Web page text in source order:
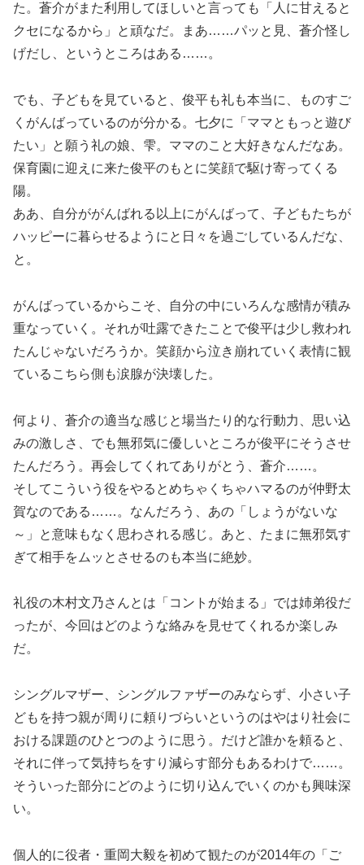
た。蒼介がまた利用してほしいと言っても「人に甘えると
クセになるから」と頑なだ。まあ……パッと見、蒼介怪し
げだし、というところはある……。
でも、子どもを見ていると、俊平も礼も本当に、ものすご
くがんばっているのが分かる。七夕に「ママともっと遊び
たい」と願う礼の娘、雫。ママのこと大好きなんだなあ。
保育園に迎えに来た俊平のもとに笑顔で駆け寄ってくる
陽。
ああ、自分ががんばれる以上にがんばって、子どもたちが
ハッピーに暮らせるようにと日々を過ごしているんだな、
と。
がんばっているからこそ、自分の中にいろんな感情が積み
重なっていく。それが吐露できたことで俊平は少し救われ
たんじゃないだろうか。笑顔から泣き崩れていく表情に観
ているこちら側も涙腺が決壊した。
何より、蒼介の適当な感じと場当たり的な行動力、思い込
みの激しさ、でも無邪気に優しいところが俊平にそうさせ
たんだろう。再会してくれてありがとう、蒼介……。
そしてこういう役をやるとめちゃくちゃハマるのが仲野太
賀なのである……。なんだろう、あの「しょうがないな
～」と意味もなく思わされる感じ。あと、たまに無邪気す
ぎて相手をムッとさせるのも本当に絶妙。
礼役の木村文乃さんとは「コントが始まる」では姉弟役だ
ったが、今回はどのような絡みを見せてくれるか楽しみ
だ。
シングルマザー、シングルファザーのみならず、小さい子
どもを持つ親が周りに頼りづらいというのはやはり社会に
おける課題のひとつのように思う。だけど誰かを頼ると、
それに伴って気持ちをすり減らす部分もあるわけで……。
そういった部分にどのように切り込んでいくのかも興味深
い。
個人的に役者・重岡大毅を初めて観たのが2014年の「ご